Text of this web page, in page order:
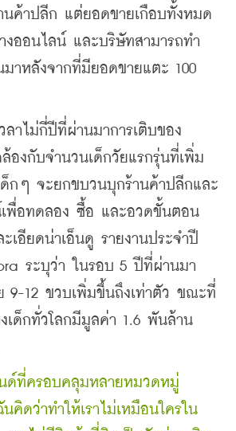
นค้าปลีก แต่ยอดขายเกือบทั้งหมด
งออนไลน์ และบริษัทสามารถทำ
มาหลังจากที่มียอดขายแตะ 100
ไม่กี่ปีที่ผ่านมาการเติบของ
องกับจำนวนเด็กวัยแรกรุ่นที่เพิ่ม
กๆ จะยกขบวนบุกร้านค้าปลีกและ
พื่อทดลอง ซื้อ และอวดขั้นตอน
เอียดน่าเอ็นดู รายงานประจำปี
ระบุว่า ในรอบ 5 ปีที่ผ่านมา
9-12 ขวบเพิ่มขึ้นถึงเท่าตัว ขณะที่
งเด็กทั่วโลกมีมูลค่า 1.6 พันล้าน
ที่ครอบคลุมหลายหมวดหมู่
คิดว่าทำให้เราไม่เหมือนใครใน